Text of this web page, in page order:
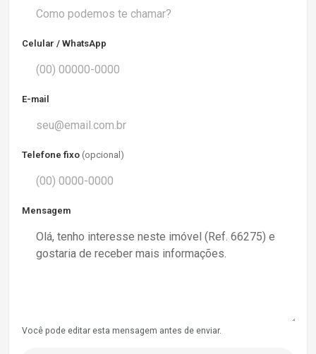
Celular / WhatsApp
E-mail
Telefone fixo (opcional)
Mensagem
Você pode editar esta mensagem antes de enviar.